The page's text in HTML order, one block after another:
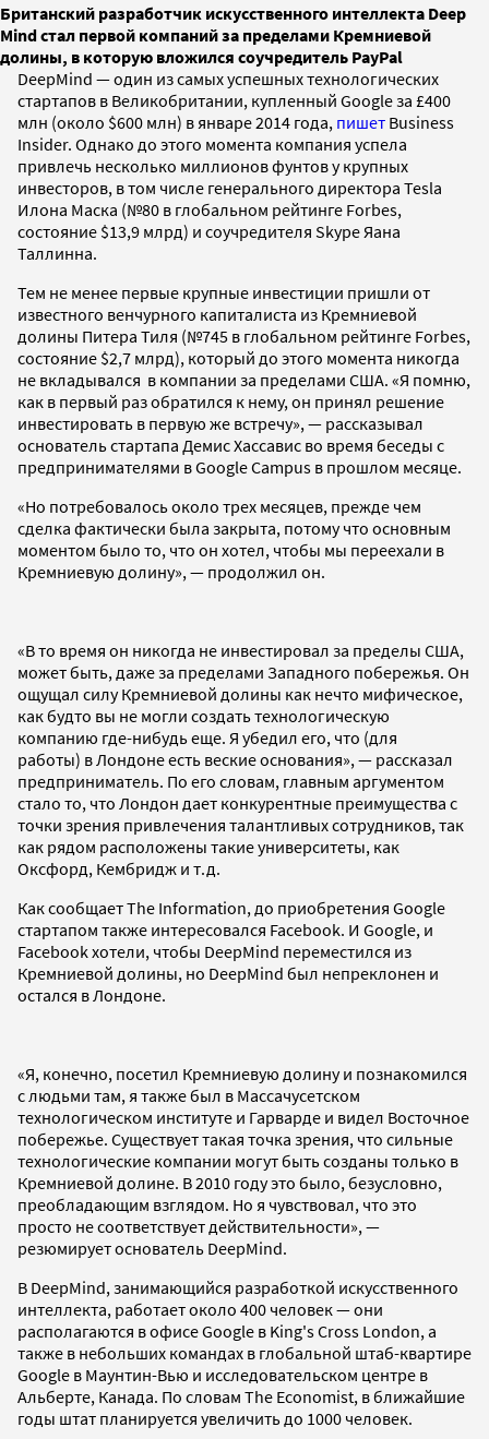
Британский разработчик искусственного интеллекта Deep
Mind стал первой компаний за пределами Кремниевой
долины, в которую вложился соучредитель PayPal
DeepMind — один из самых успешных технологических
стартапов в Великобритании, купленный Google за £400
млн (около $600 млн) в январе 2014 года, пишет Business
Insider. Однако до этого момента компания успела
привлечь несколько миллионов фунтов у крупных
инвесторов, в том числе генерального директора Tesla
Илона Маска (№80 в глобальном рейтинге Forbes,
состояние $13,9 млрд) и соучредителя Skype Яана
Таллинна.
Тем не менее первые крупные инвестиции пришли от
известного венчурного капиталиста из Кремниевой
долины Питера Тиля (№745 в глобальном рейтинге Forbes,
состояние $2,7 млрд), который до этого момента никогда
не вкладывался в компании за пределами США. «Я помню,
как в первый раз обратился к нему, он принял решение
инвестировать в первую же встречу», — рассказывал
основатель стартапа Демис Хассавис во время беседы с
предпринимателями в Google Campus в прошлом месяце.
«Но потребовалось около трех месяцев, прежде чем
сделка фактически была закрыта, потому что основным
моментом было то, что он хотел, чтобы мы переехали в
Кремниевую долину», — продолжил он.
«В то время он никогда не инвестировал за пределы США,
может быть, даже за пределами Западного побережья. Он
ощущал силу Кремниевой долины как нечто мифическое,
как будто вы не могли создать технологическую
компанию где-нибудь еще. Я убедил его, что (для
работы) в Лондоне есть веские основания», — рассказал
предприниматель. По его словам, главным аргументом
стало то, что Лондон дает конкурентные преимущества с
точки зрения привлечения талантливых сотрудников, так
как рядом расположены такие университеты, как
Оксфорд, Кембридж и т.д.
Как сообщает The Information, до приобретения Google
стартапом также интересовался Facebook. И Google, и
Facebook хотели, чтобы DeepMind переместился из
Кремниевой долины, но DeepMind был непреклонен и
остался в Лондоне.
«Я, конечно, посетил Кремниевую долину и познакомился
с людьми там, я также был в Массачусетском
технологическом институте и Гарварде и видел Восточное
побережье. Существует такая точка зрения, что сильные
технологические компании могут быть созданы только в
Кремниевой долине. В 2010 году это было, безусловно,
преобладающим взглядом. Но я чувствовал, что это
просто не соответствует действительности», —
резюмирует основатель DeepMind.
В DeepMind, занимающийся разработкой искусственного
интеллекта, работает около 400 человек — они
располагаются в офисе Google в King's Cross London, а
также в небольших командах в глобальной штаб-квартире
Google в Маунтин-Вью и исследовательском центре в
Альберте, Канада. По словам The Economist, в ближайшие
годы штат планируется увеличить до 1000 человек.